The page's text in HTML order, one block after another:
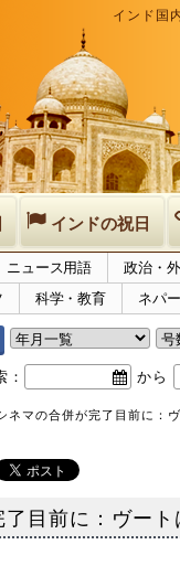
インド国
インドの祝日
ニュース用語 政治・
科学・教育 ネパ
： から
ネマの合併が完了目前に：
目前に：ヴー